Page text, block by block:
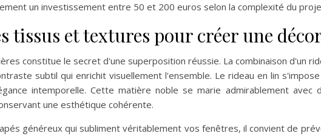
un investissement entre 50 et 200 euros selon la complexité du
tissus et textures pour créer une
constitue le secret d'une superposition réussie. La combinaison d'un
subtil qui enrichit visuellement l'ensemble. Le rideau en lin
intemporelle. Cette matière noble se marie admirablement
une esthétique cohérente.
généreux qui subliment véritablement vos fenêtres, il convient de